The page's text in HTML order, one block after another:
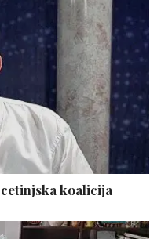
koalicija